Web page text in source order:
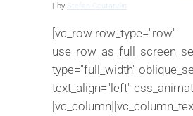
by
Stefan Coutandin
[vc_row row_type="row"
type="full_width"
text_align="left"